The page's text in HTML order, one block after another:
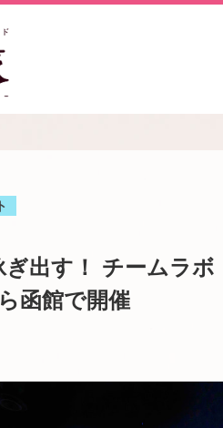
出す！ チームラボ
函館で開催